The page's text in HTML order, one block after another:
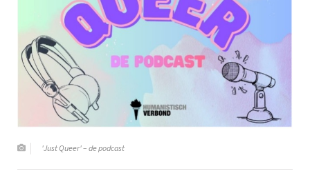
'Just Queer' – de podcast